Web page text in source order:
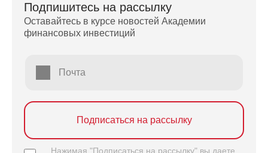
Подпишитесь на рассылку
Оставайтесь в курсе новостей Академии
финансовых инвестиций
Подписаться на рассылку
Нажимая "Подписаться на рассылку" вы даете